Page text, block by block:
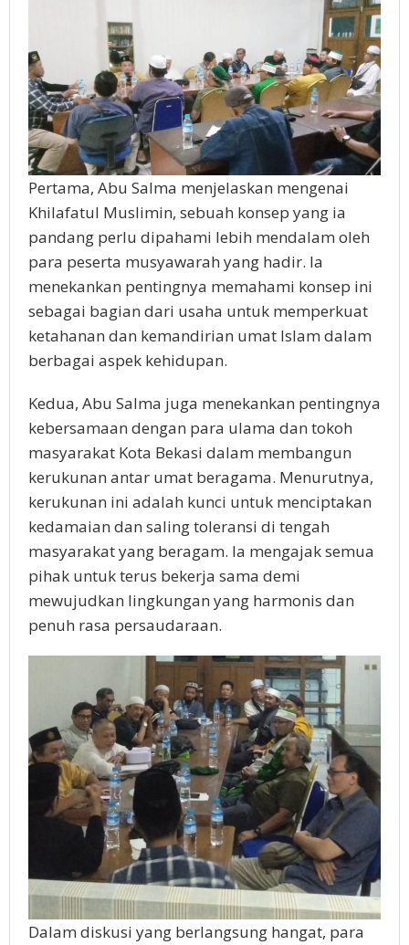
Pertama, Abu Salma menjelaskan mengenai
Khilafatul Muslimin, sebuah konsep yang ia
pandang perlu dipahami lebih mendalam oleh
para peserta musyawarah yang hadir. Ia
menekankan pentingnya memahami konsep ini
sebagai bagian dari usaha untuk memperkuat
ketahanan dan kemandirian umat Islam dalam
berbagai aspek kehidupan.
Kedua, Abu Salma juga menekankan pentingnya
kebersamaan dengan para ulama dan tokoh
masyarakat Kota Bekasi dalam membangun
kerukunan antar umat beragama. Menurutnya,
kerukunan ini adalah kunci untuk menciptakan
kedamaian dan saling toleransi di tengah
masyarakat yang beragam. Ia mengajak semua
pihak untuk terus bekerja sama demi
mewujudkan lingkungan yang harmonis dan
penuh rasa persaudaraan.
Dalam diskusi yang berlangsung hangat, para